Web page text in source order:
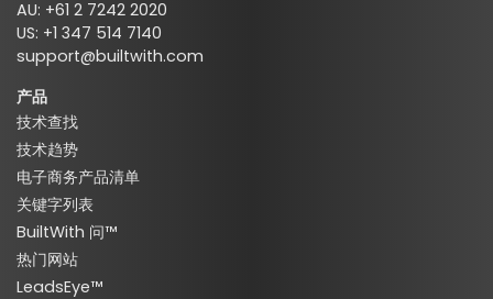
AU: +61 2 7242 2020
US: +1 347 514 7140
support@builtwith.com
产品
技术查找
技术趋势
电子商务产品清单
关键字列表
BuiltWith 问™
热门网站
LeadsEye™